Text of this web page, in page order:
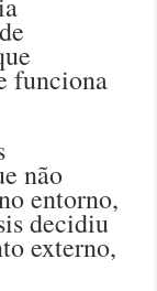
funciona
não
entorno,
decidiu
externo,